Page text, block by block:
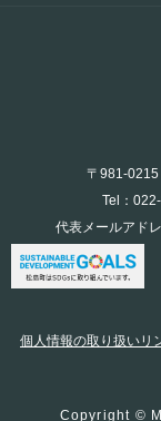
〒981-0215
Tel：
代表メールアドレ
個人情報の取り扱いリ
Copyright ©